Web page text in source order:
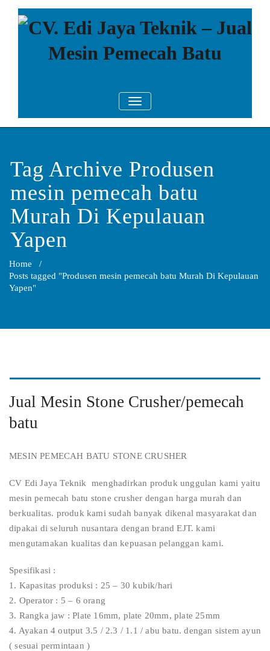
CV. Edi Jaya
Teknik – Jual
Pemecah Batu
TOGGLE NAVIGATION
Tag Archive Produsen
mesin pemecah batu
Murah Di Kepulauan
Yapen
Home /
Posts tagged "Produsen mesin pemecah batu Murah Di Kepulauan
Yapen"
Jual Mesin Stone Crusher/pemecah
batu
MESIN PEMECAH BATU STONE CRUSHER
CV Edi Jaya Teknik menghadirkan produk unggulan kami yaitu
mesin pemecah batu stone crusher dengan harga murah dan
berkualitas. produk kami sudah banyak dikenal masyarakat dan
dipakai di seluruh nusantara dengan brand EJT. kami
mengutamakan kualitas dan kepuasan pelanggan kami.
Spesifikasi :
1. Kapasitas produksi : 25 – 30 kubik/hari
2. Operator : 5 – 6 orang
3. Rangka jaw : Plate 16mm, plate 20mm, plate 25mm
4. Ayakan 4 output 3.5 / 2.3 / 1.1 / abu batu. dengan sistem ayun
( sesuai permintaan )